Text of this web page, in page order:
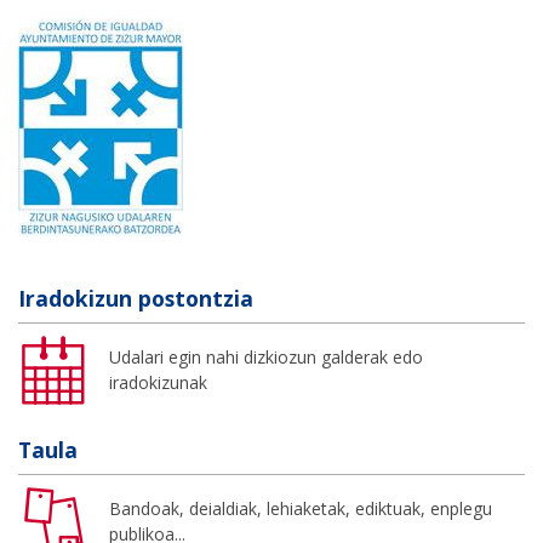
Iradokizun postontzia
Udalari egin nahi dizkiozun galderak edo
iradokizunak
Taula
Bandoak, deialdiak, lehiaketak, ediktuak, enplegu
publikoa...